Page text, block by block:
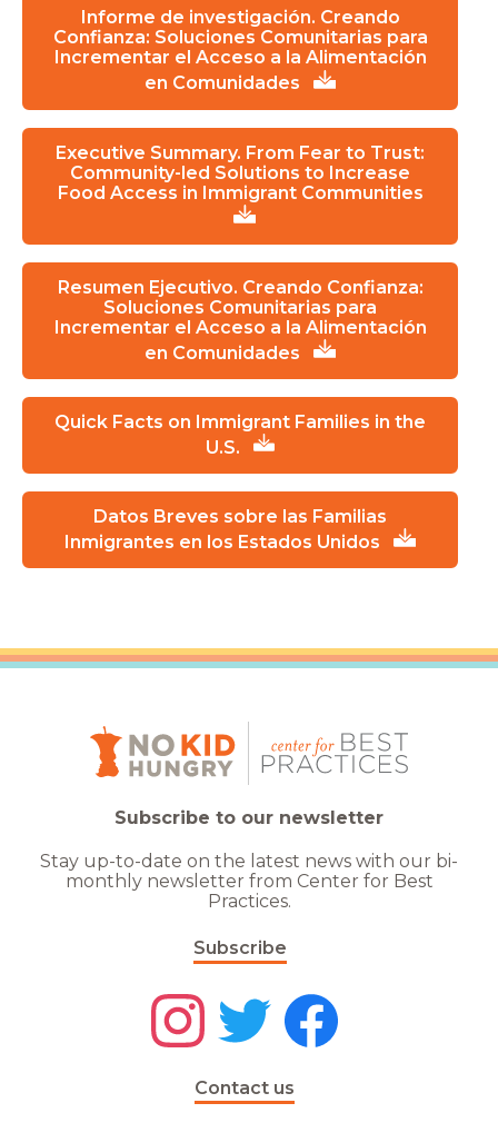
Informe de investigación. Creando
Confianza: Soluciones Comunitarias para
Incrementar el Acceso a la Alimentación
en Comunidades
Executive Summary. From Fear to Trust:
Community-led Solutions to Increase
Food Access in Immigrant Communities
Resumen Ejecutivo. Creando Confianza:
Soluciones Comunitarias para
Incrementar el Acceso a la Alimentación
en Comunidades
Quick Facts on Immigrant Families in the
U.S.
Datos Breves sobre las Familias
Inmigrantes en los Estados Unidos
Subscribe to our newsletter
Stay up-to-date on the latest news with our bi-
monthly newsletter from Center for Best
Practices.
Subscribe
Contact us